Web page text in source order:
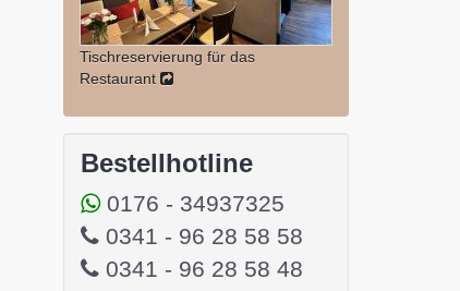
Tischreservierung für das
Restaurant
Bestellhotline
0176 - 34937325
0341 - 96 28 58 58
0341 - 96 28 58 48